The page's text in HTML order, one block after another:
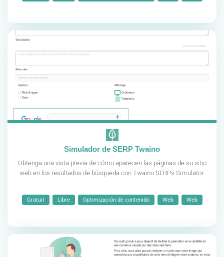
Simulador de SERP Twaino
Obtenga una vista previa de cómo aparecen las páginas de su sitio
web en los resultados de búsqueda con Twaino SERPs Simulator.
Gratuit Libre Optimización de contenido Web Web